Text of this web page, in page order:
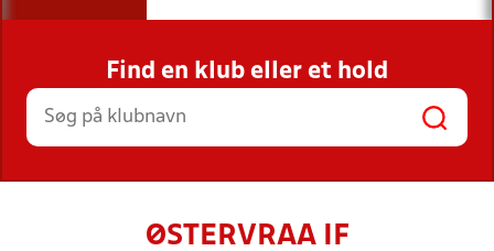
INDHOLD OG NYHEDER
STILLINGER, RESULTATER, KLUBBER OG
HOLD
Find en klub eller et hold
ØSTERVRAA IF